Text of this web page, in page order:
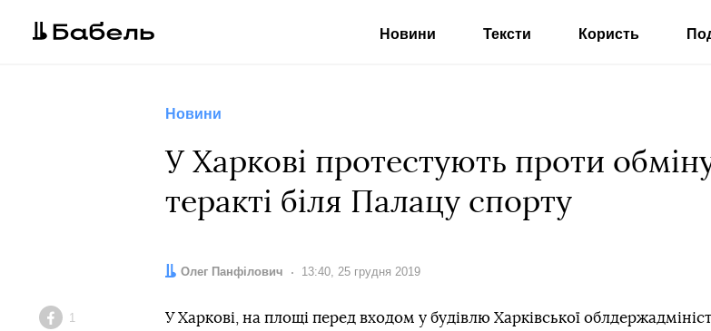
Новини Тексти Користь
Новини
У Харкові протестують проти
теракті біля Палацу спорту
Автор:
Олег Панфілович Дата:
13:40, 25 грудня 2019
Facebook
1
У Харкові, на площі перед входом у будівлю Харківської